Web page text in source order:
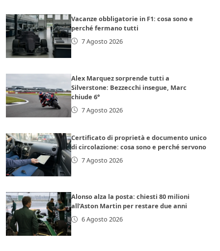
Vacanze obbligatorie in F1: cosa sono e
perché fermano tutti
7 Agosto 2026
Alex Marquez sorprende tutti a
Silverstone: Bezzecchi insegue, Marc
chiude 6°
7 Agosto 2026
Certificato di proprietà e documento unico
di circolazione: cosa sono e perché servono
7 Agosto 2026
Alonso alza la posta: chiesti 80 milioni
all’Aston Martin per restare due anni
6 Agosto 2026